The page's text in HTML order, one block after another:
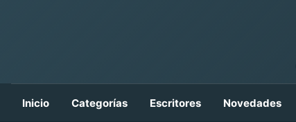
Inicio Categorías Escritores Novedades